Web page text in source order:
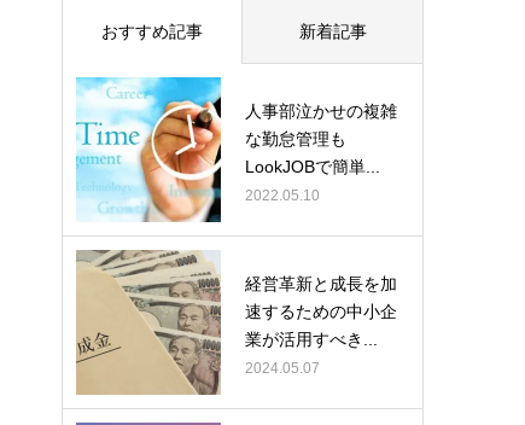
おすすめ記事 新着記事
人事部泣かせの複雑
な勤怠管理も
LookJOBで簡単...
2022.05.10
経営革新と成長を加
速するための中小企
業が活用すべき...
2024.05.07